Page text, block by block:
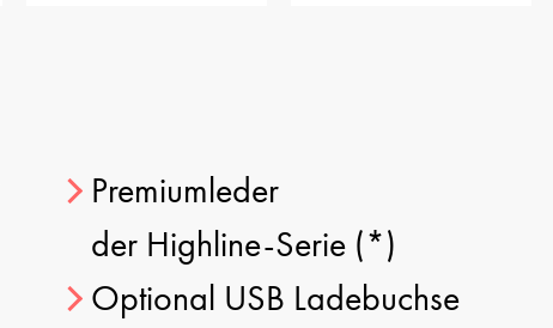
Premiumleder
der Highline-Serie (*)
Optional USB Ladebuchse